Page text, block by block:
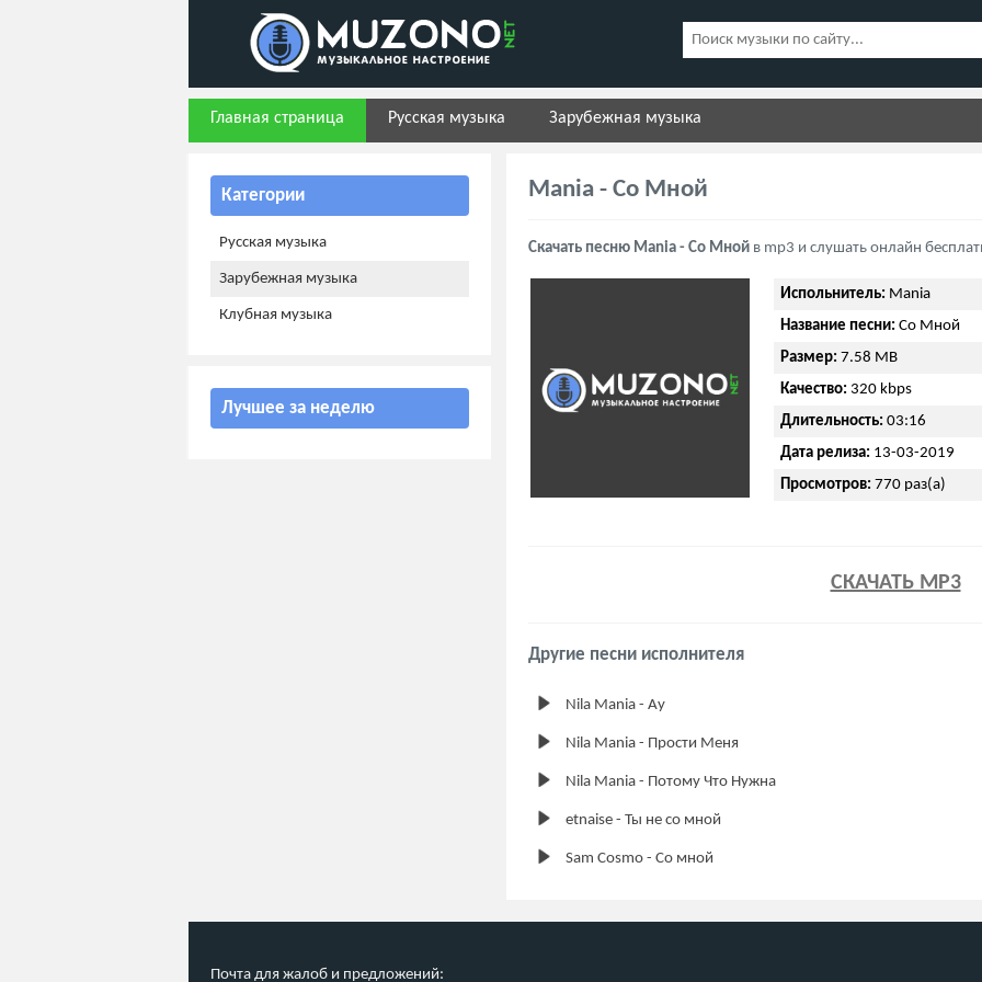
Главная страница Русская музыка Зарубежная музыка
Mania - Со Мной
Скачать песню Mania - Со Мной в mp3 и слушать онлайн
Испольнитель: Mania
Название песни: Со Мной
Размер: 7.58 MB
Качество: 320 kbps
Длительность: 03:16
Дата релиза: 13-03-2019
Просмотров: 770 раз(а)
СКАЧАТЬ MP3
Другие песни исполнителя
Nila Mania - Ау
Nila Mania - Прости Меня
Nila Mania - Потому Что Нужна
etnaise - Ты не со мной
Sam Cosmo - Со мной
Категории
Русская музыка
Зарубежная музыка
Клубная музыка
Лучшее за неделю
Почта для жалоб и предложений: